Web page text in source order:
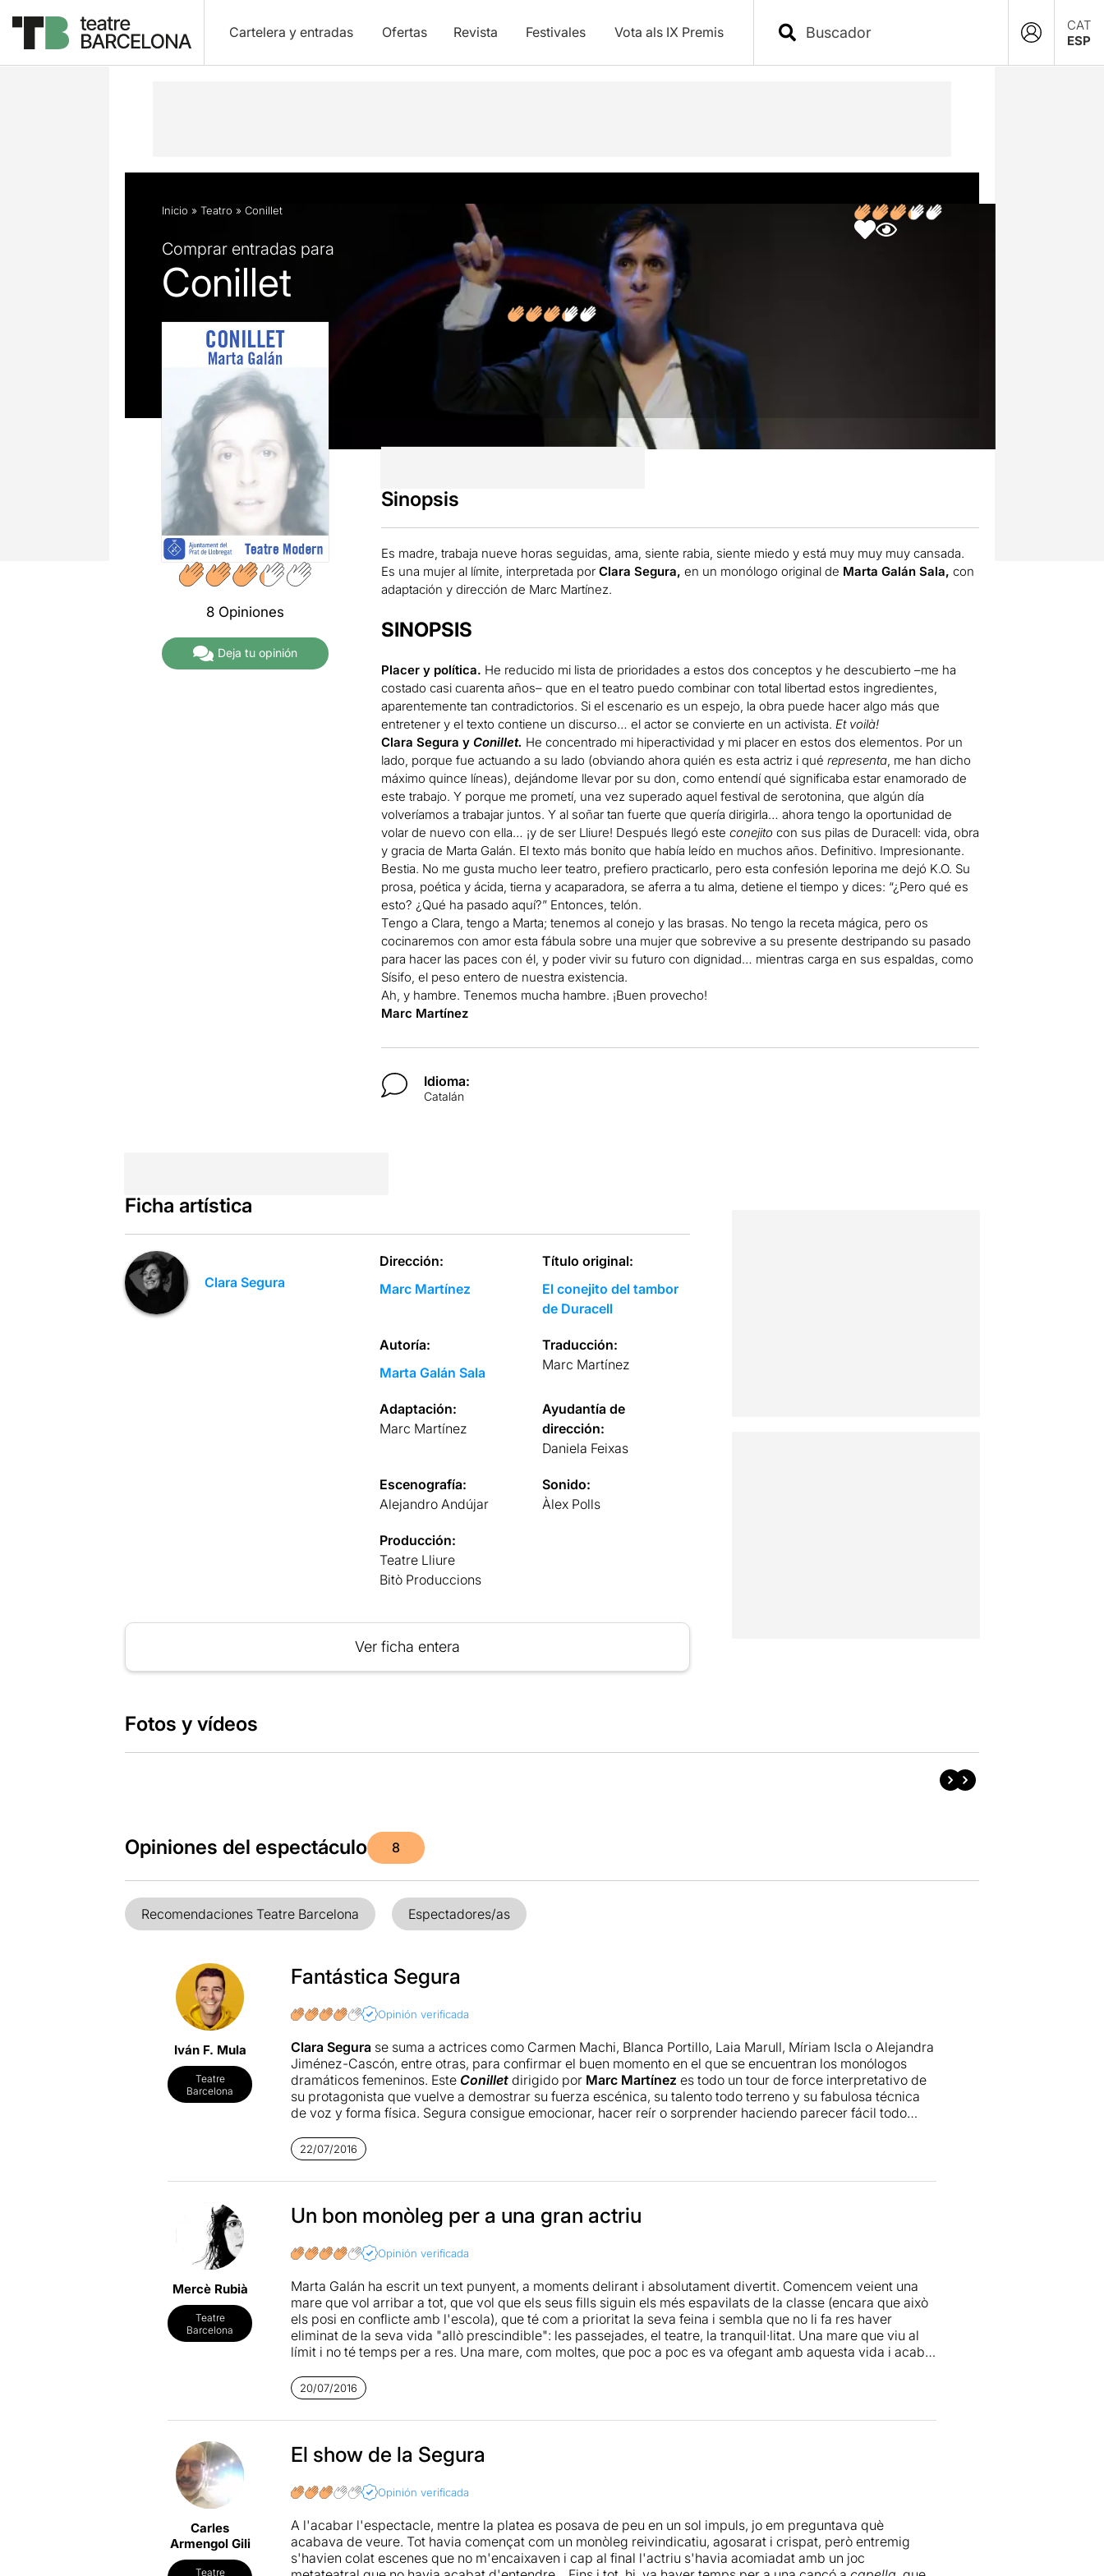
Cartelera y entradas Ofertas Revista Festivales Vota als IX Premis
CAT
ESP
Descripción Ficha artística Fotos y vídeos Opiniones Artículos
Inicio » Teatro » Conillet
Comprar entradas para
Conillet
8 Opiniones
Deja tu opinión
Sinopsis
Es madre, trabaja nueve horas seguidas, ama, siente rabia, siente miedo y está muy muy muy cansada.
Es una mujer al límite, interpretada porClara Segura, en un monólogo original de Marta Galán Sala, con
adaptación y dirección de Marc Martínez.
SINOPSIS
Placer y política. He reducido mi lista de prioridades a estos dos conceptos y he descubierto –me ha
costado casi cuarenta años– que en el teatro puedo combinar con total libertad estos ingredientes,
aparentemente tan contradictorios. Si el escenario es un espejo, la obra puede hacer algo más que
entretener y el texto contiene un discurso… el actor se convierte en un activista. Et voilà!
Clara Segura yConillet. He concentrado mi hiperactividad y mi placer en estos dos elementos. Por un
lado, porque fue actuando a su lado (obviando ahora quién es esta actriz i qué representa, me han dicho
máximo quince líneas), dejándome llevar por su don, como entendí qué significaba estar enamorado de
este trabajo. Y porque me prometí, una vez superado aquel festival de serotonina, que algún día
volveríamos a trabajar juntos. Y al soñar tan fuerte que quería dirigirla… ahora tengo la oportunidad de
volar de nuevo con ella… ¡y de ser Lliure! Después llegó este conejito con sus pilas de Duracell: vida, obra
y gracia de Marta Galán. El texto más bonito que había leído en muchos años. Definitivo. Impresionante.
Bestia. No me gusta mucho leer teatro, prefiero practicarlo, pero esta confesión leporina me dejó K.O. Su
prosa, poética y ácida, tierna y acaparadora, se aferra a tu alma, detiene el tiempo y dices: “¿Pero qué es
esto? ¿Qué ha pasado aquí?” Entonces, telón.
Tengo a Clara, tengo a Marta; tenemos al conejo y las brasas. No tengo la receta mágica, pero os
cocinaremos con amor esta fábula sobre una mujer que sobrevive a su presente destripando su pasado
para hacer las paces con él, y poder vivir su futuro con dignidad… mientras carga en sus espaldas, como
Sísifo, el peso entero de nuestra existencia.
Ah, y hambre. Tenemos mucha hambre. ¡Buen provecho!
Marc Martínez
Idioma:
Catalán
Ficha artística
Clara Segura
Dirección:
Marc Martínez
Título original:
El conejito del tambor
de Duracell
Autoría:
Marta Galán Sala
Traducción:
Marc Martínez
Adaptación:
Marc Martínez
Ayudantía de
dirección:
Daniela Feixas
Escenografía:
Alejandro Andújar
Sonido:
Àlex Polls
Producción:
Teatre Lliure
Bitò Produccions
Ver ficha entera
Fotos y vídeos
Opiniones del espectáculo 8
Recomendaciones Teatre Barcelona Espectadores/as
Iván F. Mula
Teatre
Barcelona
Fantástica Segura
Opinión verificada
Clara Segura se suma a actrices como Carmen Machi, Blanca Portillo, Laia Marull, Míriam Iscla o Alejandra
Jiménez-Cascón, entre otras, para confirmar el buen momento en el que se encuentran los monólogos
dramáticos femeninos. Este Conillet dirigido por Marc Martínez es todo un tour de force interpretativo de
su protagonista que vuelve a demostrar su fuerza escénica, su talento todo terreno y su fabulosa técnica
de voz y forma física. Segura consigue emocionar, hacer reír o sorprender haciendo parecer fácil todo
algunos fragmentos brillan debido a su originalidad, ingenio o elocuencia, otros son demasiado dispersos.
Afortunadamente, la dirección de Martínez le saca el máximo provecho al material de partida,
básicamente, potenciando las diferentes habilidades de la actriz (que son muchas) hasta conseguir que
hemos visto en otros casos de propuestas similares. En esta ocasión, hay espacio para la emotividad de
las palabras desnudas que hacen salir al espectador satisfecho del teatro, a pesar de su final
atrevidamente anticlimático.
22/07/2016
Mercè Rubià
Teatre
Barcelona
Un bon monòleg per a una gran actriu
Opinión verificada
Marta Galán ha escrit un text punyent, a moments delirant i absolutament divertit. Comencem veient una
mare que vol arribar a tot, que vol que els seus fills siguin els més espavilats de la classe (encara que això
els posi en conflicte amb l'escola), que té com a prioritat la seva feina i sembla que no li fa res haver
eliminat de la seva vida "allò prescindible": les passejades, el teatre, la tranquil·litat. Una mare que viu al
límit i no té temps per a res. Una mare, com moltes, que poc a poc es va ofegant amb aquesta vida i acaba
aquella tribu que molts van criticar de l'Anna Gabriel! Potser són moltes les mares que la necessiten a
crits...
reconfirma. Engrandeix el text, dota la gairebé hora i mitja d'espectacle d'una energia i una proximitat amb
el públic absoluta i ofereix un recital interpretatiu que ningú s'hauria de perdre.
En definitiva, un text potent en mans d'una gran actriu ple de crítica i reivindicació social de la maternitat
que a més a més fa riure al públic (siguin homes, dones, mares o no) i passa volant. Crec que no es pot
demanar més.
20/07/2016
Carles
Armengol Gili
Teatre
El show de la Segura
Opinión verificada
A l'acabar l'espectacle, mentre la platea es posava de peu en un sol impuls, jo em preguntava què
acabava de veure. Tot havia començat com un monòleg reivindicatiu, agosarat i crispat, però entremig
s'havien colat escenes que no m'encaixaven i cap al final l'actriu s'havia acomiadat amb un joc